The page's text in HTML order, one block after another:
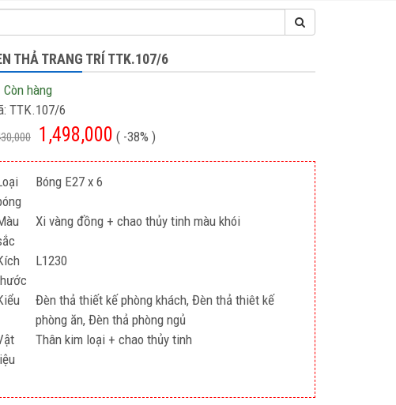
THẢ TRANG TRÍ TTK.107/6
Còn hàng
TTK.107/6
1,498,000 ( -38% )
Bóng E27 x 6
Xi vàng đồng + chao thủy tinh màu khói
L1230
Đèn thả thiết kế phòng khách, Đèn thả thiêt kế
phòng ăn, Đèn thả phòng ngủ
Thân kim loại + chao thủy tinh